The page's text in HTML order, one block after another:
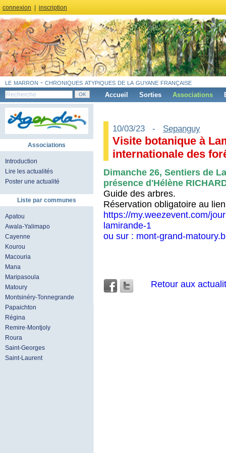
connexion inscription
le marron - chroniques atypiques de la guyane française
Accueil Sorties Associations
Associations
Introduction
Lire les actualités
Poster une actualité
Liste par communes
Apatou
Awala-Yalimapo
Cayenne
Kourou
Macouria
Mana
Maripasoula
Matoury
Montsinéry-Tonnegrande
Papaichton
Régina
Remire-Montjoly
Roura
Saint-Georges
Saint-Laurent
10/03/23 - Sepanguy
Visite botanique à
internationale des
Dimanche 26, Sentiers de
présence d'Hélène
Guide des arbres.
Réservation obligatoire au
https://my.weezevent.com/
lamirande-1
ou sur : mont-grand-
Retour aux